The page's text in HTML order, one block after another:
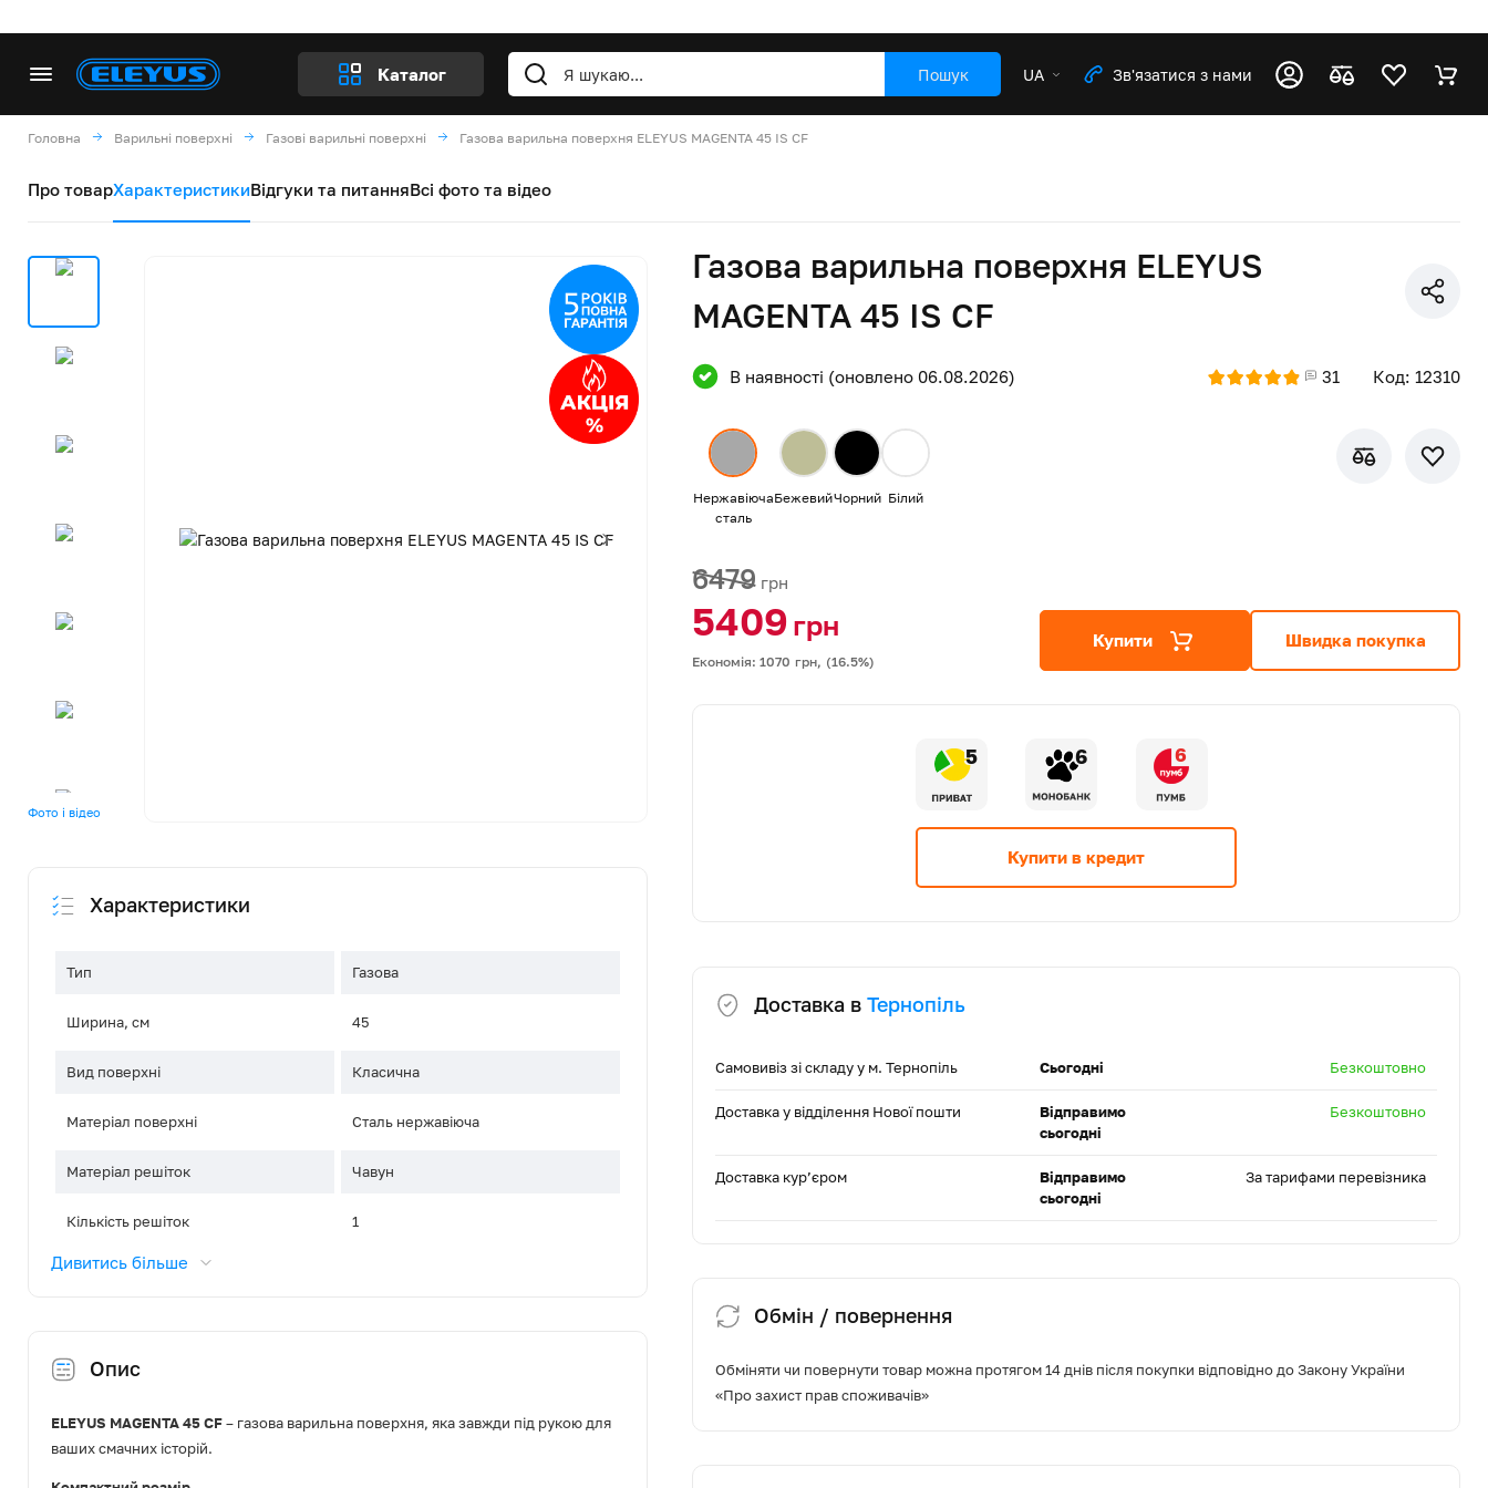
Каталог Пошук UA Зв'язатися з нами
Головна Варильні поверхні Газові варильні поверхні Газова варильна поверхня ELEYUS MAGENTA 45 IS CF
Про товарХарактеристикиВідгуки та питанняВсі фото та відео
Фото і відео
Характеристики
Тип Газова
Ширина, см 45
Вид поверхні Класична
Матеріал поверхні Сталь нержавіюча
Матеріал решіток Чавун
Кількість решіток 1
Управління
Газ-контроль
Електропідпал Автоматичний (в ручці)
Дивитись більше
Опис
ELEYUS MAGENTA 45 CF– газова варильна поверхня, яка завжди під рукою для
ваших смачних історій.
Газова варильна поверхня ELEYUS
MAGENTA 45 IS CF
В наявності (оновлено 06.08.2026) 31 Код: 12310
Нержавіюча
сталь
БежевийЧорний Білий
6479 грн
5409грн
Економія: 1070 грн, (16.5%)
Купити Швидка покупка
5 6 6
Купити в кредит
Доставка в Тернопіль
Самовивіз зі складу у м. Тернопіль Сьогодні Безкоштовно
Доставка у відділення Нової пошти
Відправимо
сьогодні
Безкоштовно
Доставка кур’єром
Відправимо
сьогодні
За тарифами перевізника
Обмін / повернення
Обміняти чи повернути товар можна протягом 14 днів після покупки відповідно до Закону України
«Про захист прав споживачів»